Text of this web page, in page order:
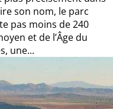
son nom, le parc
pas moins de 240
et de l’Âge du
une...